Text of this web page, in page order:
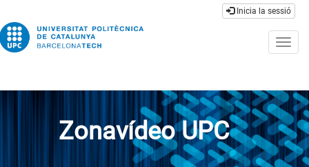
Inicia la sessió
Zonavídeo UPC